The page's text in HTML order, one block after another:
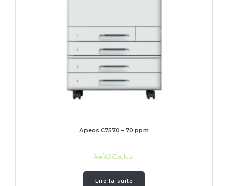
Apeos C7570 – 70 ppm
A4/A3 Couleur
Lire la suite